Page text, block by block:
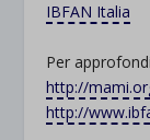
IBFAN Italia
Per
http://
http://